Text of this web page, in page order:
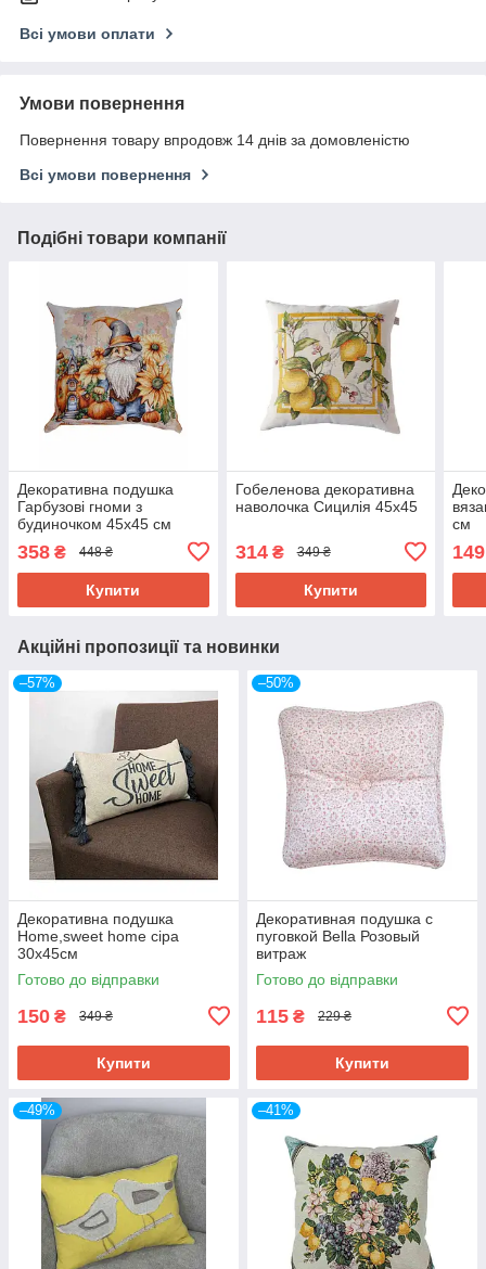
Всі умови оплати
Умови повернення
Повернення товару впродовж 14 днів за домовленістю
Всі умови повернення
Подібні товари компанії
Декоративна подушка
Гарбузові гноми з
будиночком 45х45 см
358 ₴ 448 ₴
Купити
Гобеленова декоративна
наволочка Сицилія 45х45
314₴ 349 ₴
Купити
см
149
Акційні пропозиції та новинки
–57%
Декоративна подушка
Home,sweet home сіра
30х45см
Готово до відправки
150 ₴ 349 ₴
Купити
–50%
Декоративная подушка с
пуговкой Bella Розовый
витраж
Готово до відправки
115 ₴ 229 ₴
Купити
–49% –41%